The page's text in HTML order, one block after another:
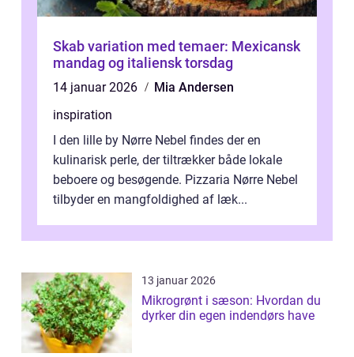
Skab variation med temaer: Mexicansk
mandag og italiensk torsdag
14 januar 2026
Mia Andersen
inspiration
I den lille by Nørre Nebel findes der en
kulinarisk perle, der tiltrækker både lokale
beboere og besøgende. Pizzaria Nørre Nebel
tilbyder en mangfoldighed af læk...
13 januar 2026
Mikrogrønt i sæson: Hvordan du
dyrker din egen indendørs have